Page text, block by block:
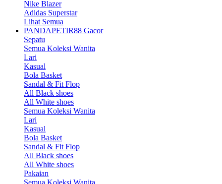
Nike Blazer
Adidas Superstar
Lihat Semua
PANDAPETIR88 Gacor
Sepatu
Semua Koleksi Wanita
Lari
Kasual
Bola Basket
Sandal & Fit Flop
All Black shoes
All White shoes
Semua Koleksi Wanita
Lari
Kasual
Bola Basket
Sandal & Fit Flop
All Black shoes
All White shoes
Pakaian
Semua Koleksi Wanita